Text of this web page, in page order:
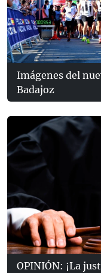
Imágenes del
Badajoz
OPINIÓN: ¡La